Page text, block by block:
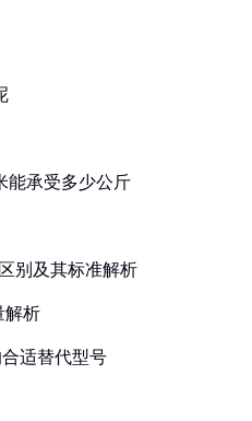
能承受多少公斤
别及其标准解析
解析
合适替代型号